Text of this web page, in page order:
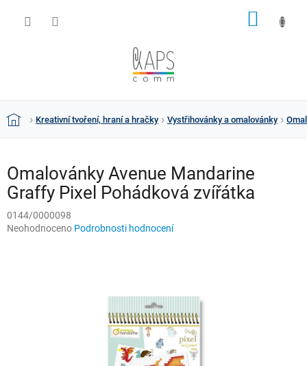
DomůKreativní tvoření, hraní a hračky Vystřihovánky a omalovánky
Omalovánky Avenue Mandarine
Graffy Pixel Pohádková zvířátka
0144/0000098
Průměrné
Neohodnoceno Podrobnosti hodnocení